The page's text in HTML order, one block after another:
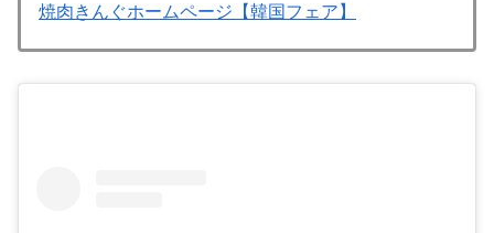
焼肉きんぐホームページ【韓国フェア】